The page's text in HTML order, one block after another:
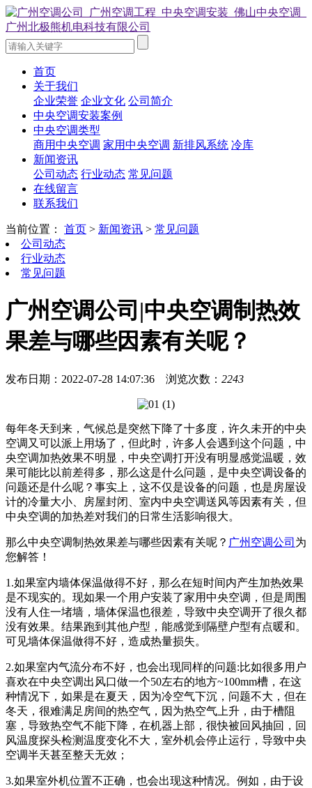
首页
关于我们
企业荣誉 企业文化 公司简介
中央空调安装案例
中央空调类型
商用中央空调 家用中央空调 新排风系统 冷库
新闻资讯
公司动态 行业动态 常见问题
在线留言
联系我们
当前位置： 首页 > 新闻资讯 > 常见问题
公司动态
行业动态
常见问题
广州空调公司|中央空调制热效
果差与哪些因素有关呢？
发布日期：2022-07-28 14:07:36 浏览次数： 2243
每年冬天到来，气候总是突然下降了十多度，许久未开的中央
空调又可以派上用场了，但此时，许多人会遇到这个问题，中
央空调加热效果不明显，中央空调打开没有明显感觉温暖，效
果可能比以前差得多，那么这是什么问题，是中央空调设备的
问题还是什么呢？事实上，这不仅是设备的问题，也是房屋设
计的冷量大小、房屋封闭、室内中央空调送风等因素有关，但
中央空调的加热差对我们的日常生活影响很大。
那么中央空调制热效果差与哪些因素有关呢？ 广州空调公司 为
您解答！
1.如果室内墙体保温做得不好，那么在短时间内产生加热效果
是不现实的。现如果一个用户安装了家用中央空调，但是周围
没有人住一堵墙，墙体保温也很差，导致中央空调开了很久都
没有效果。结果跑到其他户型，能感觉到隔壁户型有点暖和。
可见墙体保温做得不好，造成热量损失。
2.如果室内气流分布不好，也会出现同样的问题:比如很多用户
喜欢在中央空调出风口做一个50左右的地方~100mm槽，在这
种情况下，如果是在夏天，因为冷空气下沉，问题不大，但在
冬天，很难满足房间的热空气，因为热空气上升，由于槽阻
塞，导致热空气不能下降，在机器上部，很快被回风抽回，回
风温度探头检测温度变化不大，室外机会停止运行，导致中央
空调半天甚至整天无效；
3.如果室外机位置不正确，也会出现这种情况。例如，由于设